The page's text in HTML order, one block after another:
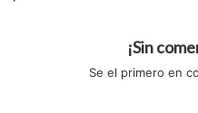
¡Sin
Se el primero en